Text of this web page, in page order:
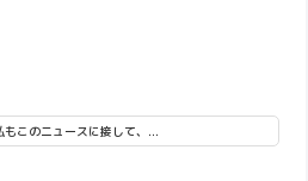
このニュースに接して、...